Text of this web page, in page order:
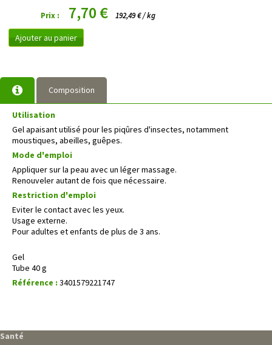
Prix : 7,70 € 192,49 € / kg
Ajouter au panier
Composition
Utilisation
Gel apaisant utilisé pour les piqûres d'insectes, notamment
moustiques, abeilles, guêpes.
Mode d'emploi
Appliquer sur la peau avec un léger massage.
Renouveler autant de fois que nécessaire.
Restriction d'emploi
Eviter le contact avec les yeux.
Usage externe.
Pour adultes et enfants de plus de 3 ans.
Gel
Tube 40 g
Référence : 3401579221747
Santé